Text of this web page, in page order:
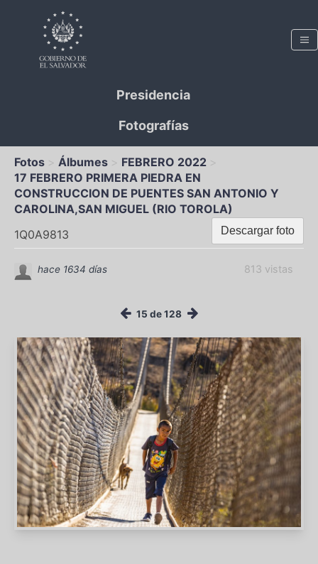
Presidencia
Fotografías
Fotos Álbumes
FEBRERO 2022
17 FEBRERO PRIMERA PIEDRA EN
CONSTRUCCION DE PUENTES SAN ANTONIO Y
CAROLINA,SAN MIGUEL (RIO TOROLA)
Descargar foto
1Q0A9813
813 vistas
hace 1634 días
15 de 128